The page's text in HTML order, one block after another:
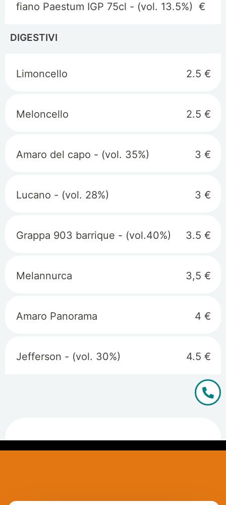
fiano Paestum IGP 75cl - (vol. 13.5%) €
DIGESTIVI
Limoncello 2.5 €
Meloncello 2.5 €
Amaro del capo - (vol. 35%) 3 €
Lucano - (vol. 28%) 3 €
Grappa 903 barrique - (vol.40%) 3.5 €
Melannurca 3,5 €
Amaro Panorama 4 €
Jefferson - (vol. 30%) 4.5 €